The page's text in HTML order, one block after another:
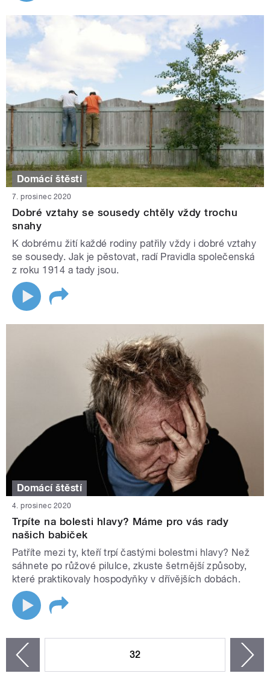
Domácí štěstí
7. prosinec 2020
Dobré vztahy se sousedy chtěly vždy trochu
snahy
K dobrému žití každé rodiny patřily vždy i dobré vztahy
se sousedy. Jak je pěstovat, radí Pravidla společenská
z roku 1914 a tady jsou.
Domácí štěstí
4. prosinec 2020
Trpíte na bolesti hlavy? Máme pro vás rady
našich babiček
Patříte mezi ty, kteří trpí častými bolestmi hlavy? Než
sáhnete po růžové pilulce, zkuste šetrnější způsoby,
které praktikovaly hospodyňky v dřívějších dobách.
32